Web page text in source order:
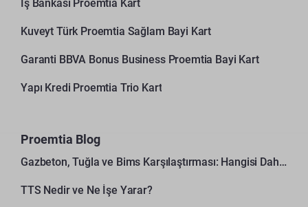
İş Bankası Proemtia Kart
Kuveyt Türk Proemtia Sağlam Bayi Kart
Garanti BBVA Bonus Business Proemtia Bayi Kart
Yapı Kredi Proemtia Trio Kart
Proemtia Blog
Gazbeton, Tuğla ve Bims Karşılaştırması: Hangisi Daha Avantajlı?
TTS Nedir ve Ne İşe Yarar?